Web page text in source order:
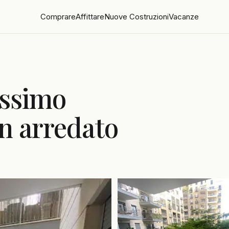
ComprareAffittareNuove CostruzioniVacanze
arredato